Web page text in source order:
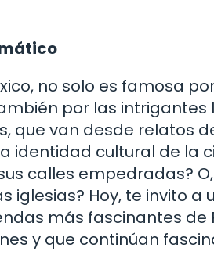
no solo es famosa
por las intrigantes
que van desde relatos
identidad cultural de la
calles empedradas?
Hoy, te invito a
más fascinantes de
y que continúan